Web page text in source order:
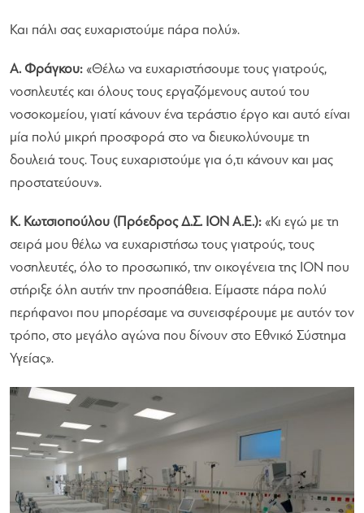
Και πάλι σας ευχαριστούμε πάρα πολύ».
Α. Φράγκου: «Θέλω να ευχαριστήσουμε τους γιατρούς,
νοσηλευτές και όλους τους εργαζόμενους αυτού του
νοσοκομείου, γιατί κάνουν ένα τεράστιο έργο και αυτό είναι
μία πολύ μικρή προσφορά στο να διευκολύνουμε τη
δουλειά τους. Τους ευχαριστούμε για ό,τι κάνουν και μας
προστατεύουν».
Κ. Κωτσιοπούλου (Πρόεδρος Δ.Σ. ΙΟΝ Α.Ε.): «Κι εγώ με τη
σειρά μου θέλω να ευχαριστήσω τους γιατρούς, τους
νοσηλευτές, όλο το προσωπικό, την οικογένεια της ΙΟΝ που
στήριξε όλη αυτήν την προσπάθεια. Είμαστε πάρα πολύ
περήφανοι που μπορέσαμε να συνεισφέρουμε με αυτόν τον
τρόπο, στο μεγάλο αγώνα που δίνουν στο Εθνικό Σύστημα
Υγείας».